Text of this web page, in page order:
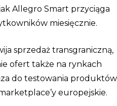
Allegro Smart przyciąga
miesięcznie.
sprzedaż transgraniczną,
ofert także na rynkach
do testowania produktów
europejskie.